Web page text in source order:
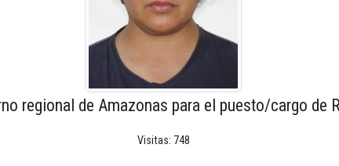
regional de Amazonas para el puesto/cargo de
Visitas: 748